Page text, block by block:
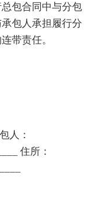
包合同中与分包
包人承担履行分
带责任。
人：
住所：